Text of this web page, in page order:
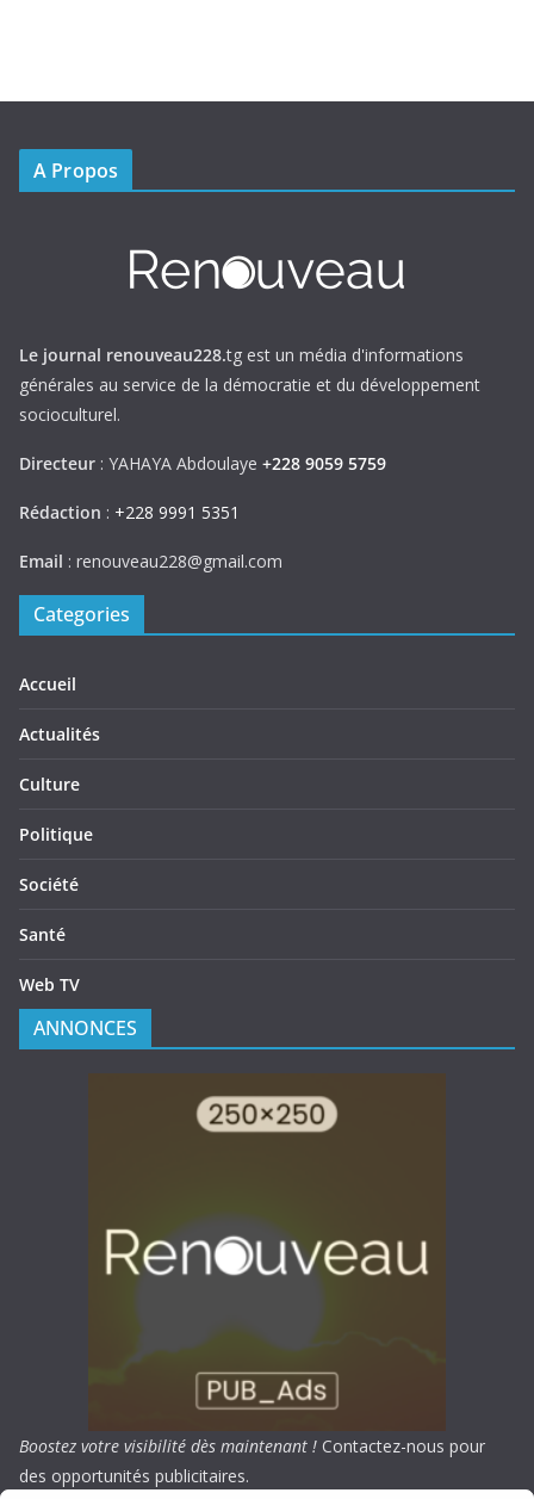
A Propos
Le journal renouveau228.tg est un média d'informations
générales au service de la démocratie et du développement
socioculturel.
Directeur : YAHAYA Abdoulaye +228 9059 5759
Rédaction : +228 9991 5351
Email : renouveau228@gmail.com
Categories
Accueil
Actualités
Culture
Politique
Société
Santé
Web TV
ANNONCES
Boostez votre visibilité dès maintenant ! Contactez-nous pour
des opportunités publicitaires.